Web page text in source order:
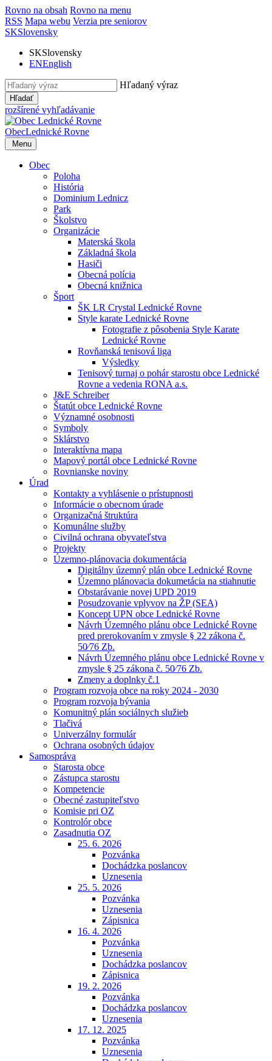
Rovno na obsah Rovno na menu
RSS Mapa webu Verzia pre seniorov
SKSlovensky
SKSlovensky
ENEnglish
Hľadaný výraz
Hľadať
rozšírené vyhľadávanie
ObecLednické Rovne
Menu
Obec
Poloha
História
Dominium Lednicz
Park
Školstvo
Organizácie
Materská škola
Základná škola
Hasiči
Obecná polícia
Obecná knižnica
Šport
ŠK LR Crystal Lednické Rovne
Style karate Lednické Rovne
Fotografie z pôsobenia Style Karate
Lednické Rovne
Rovňanská tenisová liga
Výsledky
Tenisový turnaj o pohár starostu obce Lednické
Rovne a vedenia RONA a.s.
J&E Schreiber
Štatút obce Lednické Rovne
Významné osobnosti
Symboly
Sklárstvo
Interaktívna mapa
Mapový portál obce Lednické Rovne
Rovnianske noviny
Úrad
Kontakty a vyhlásenie o prístupnosti
Informácie o obecnom úrade
Organizačná štruktúra
Komunálne služby
Civilná ochrana obyvateľstva
Projekty
Územno-plánovacia dokumentácia
Digitálny územný plán obce Lednické Rovne
Územno plánovacia dokumetácia na stiahnutie
Obstarávanie novej UPD 2019
Posudzovanie vplyvov na ŽP (SEA)
Koncept UPN obce Lednické Rovne
Návrh Územného plánu obce Lednické Rovne
pred prerokovaním v zmysle § 22 zákona č.
50⁄76 Zb.
Návrh Územného plánu obce Lednické Rovne v
zmysle § 25 zákona č. 50⁄76 Zb.
Zmeny a doplnky č.1
Program rozvoja obce na roky 2024 - 2030
Program rozvoja bývania
Komunitný plán sociálnych služieb
Tlačivá
Univerzálny formulár
Ochrana osobných údajov
Samospráva
Starosta obce
Zástupca starostu
Kompetencie
Obecné zastupiteľstvo
Komisie pri OZ
Kontrolór obce
Zasadnutia OZ
25. 6. 2026
Pozvánka
Dochádzka poslancov
Uznesenia
25. 5. 2026
Pozvánka
Uznesenia
Zápisnica
16. 4. 2026
Pozvánka
Uznesenia
Dochádzka poslancov
Zápisnica
19. 2. 2026
Pozvánka
Dochádzka poslancov
Uznesenia
17. 12. 2025
Pozvánka
Uznesenia